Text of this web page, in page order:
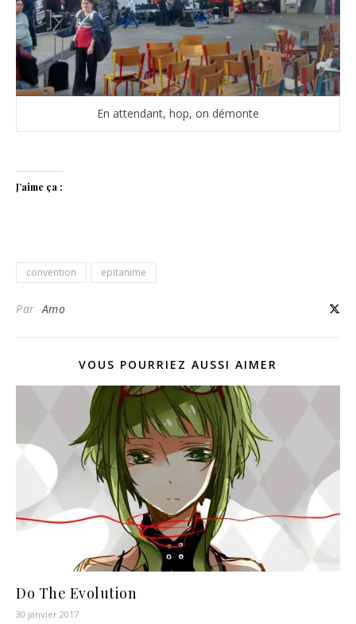
En attendant, hop, on démonte
J’aime ça :
convention epitanime
ParAmo
VOUS POURRIEZ AUSSI AIMER
Do The Evolution
30 janvier 2017